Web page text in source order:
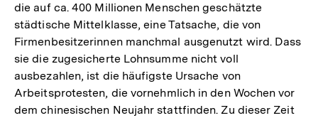
die auf ca. 400 Millionen Menschen geschätzte
städtische Mittelklasse, eine Tatsache, die von
Firmenbesitzerinnen manchmal ausgenutzt wird. Dass
sie die zugesicherte Lohnsumme nicht voll
ausbezahlen, ist die häufigste Ursache von
Arbeitsprotesten, die vornehmlich in den Wochen vor
dem chinesischen Neujahr stattfinden. Zu dieser Zeit